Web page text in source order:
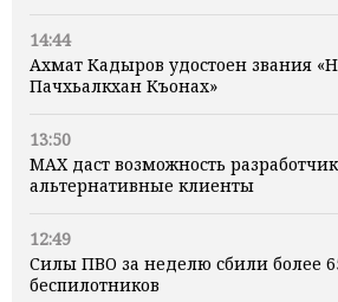
14:44
Ахмат Кадыров удостоен звания
Пачхьалкхан Къонах»
13:50
MAX даст возможность
альтернативные клиенты
12:49
Силы ПВО за неделю сбили более
беспилотников